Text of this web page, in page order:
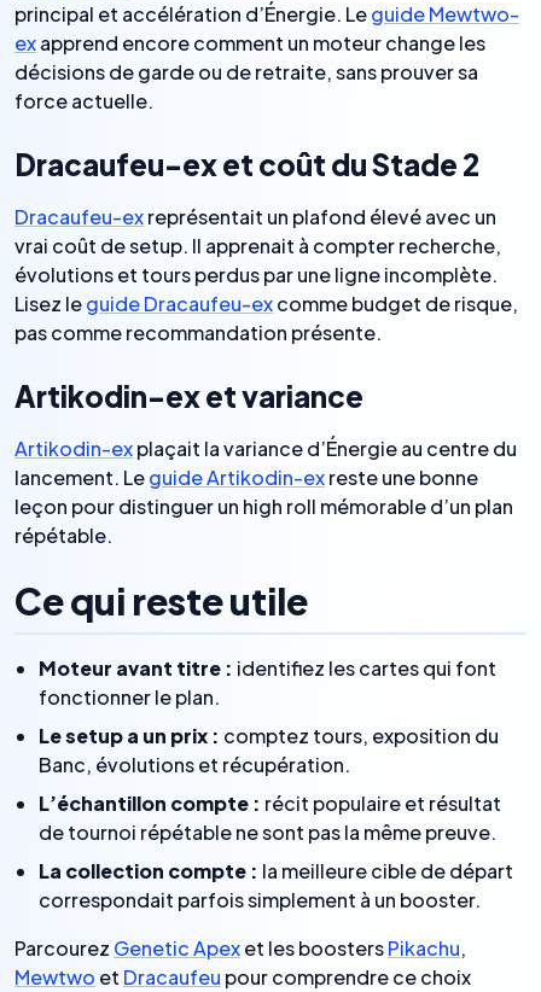
principal et accélération d’Énergie. Leguide Mewtwo-
exapprend encore comment un moteur change les
décisions de garde ou de retraite, sans prouver sa
force actuelle.
Dracaufeu-ex et coût du Stade 2
Dracaufeu-exreprésentait un plafond élevé avec un
vrai coût de setup. Il apprenait à compter recherche,
évolutions et tours perdus par une ligne incomplète.
Lisez leguide Dracaufeu-excomme budget de risque,
pas comme recommandation présente.
Artikodin-ex et variance
Artikodin-explaçait la variance d’Énergie au centre du
lancement. Leguide Artikodin-exreste une bonne
leçon pour distinguer un high roll mémorable d’un plan
répétable.
Ce qui reste utile
Moteur avant titre : identifiez les cartes qui font
fonctionner le plan.
Le setup a un prix : comptez tours, exposition du
Banc, évolutions et récupération.
L’échantillon compte : récit populaire et résultat
de tournoi répétable ne sont pas la même preuve.
La collection compte : la meilleure cible de départ
correspondait parfois simplement à un booster.
Parcourez Genetic Apexet les boostersPikachu,
Mewtwo et Dracaufeu pour comprendre ce choix